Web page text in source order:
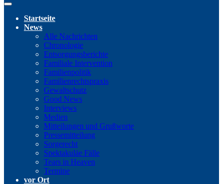
Startseite
News
Alle Nachrichten
Chronologie
Entsorgungsberichte
Familiale Intervention
Familienpolitik
Familienrechtspraxis
Gewaltschutz
Good News
Interviews
Medien
Mitteilungen und Grußworte
Pressemitteilung
Sorgerecht
Spektakuläe Fälle
Tears in Heaven
Termine
vor Ort